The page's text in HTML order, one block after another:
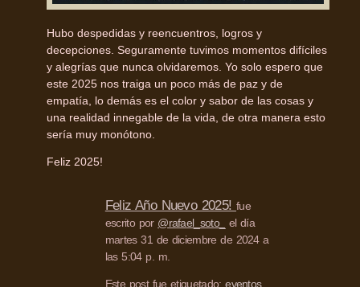
Hubo despedidas y reencuentros, logros y
decepciones. Seguramente tuvimos momentos difíciles
y alegrías que nunca olvidaremos. Yo solo espero que
este 2025 nos traiga un poco más de paz y de
empatía, lo demás es el color y sabor de las cosas y
una realidad innegable de la vida, de otra manera esto
sería muy monótono.
Feliz 2025!
Feliz Año Nuevo 2025! fue
escrito por @rafael_soto_
el día
martes 31 de diciembre de 2024 a
las 5:04 p. m.
Este post fue etiquetado:eventos